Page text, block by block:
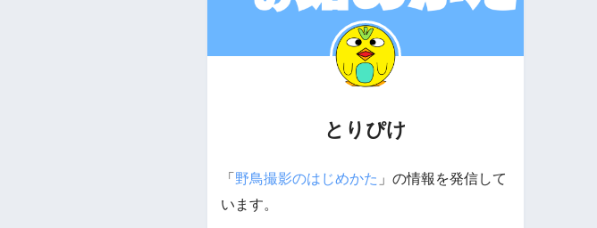
とりぴけ
「 野鳥撮影のはじめかた 」の情報を発信して
います。